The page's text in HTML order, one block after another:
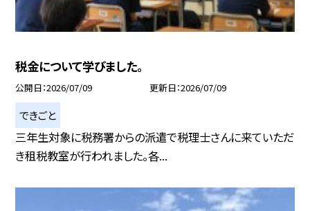
税金について学びました。
公開日 2026/07/09 更新日 2026/07/09
できごと
三年生対象に税務署からの派遣で税理士さんに来ていただ
き租税教室が行われました。各...